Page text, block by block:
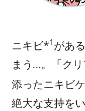
ニキビ*1 があ
まう…。「ク
添ったニキビ
絶大な支持を